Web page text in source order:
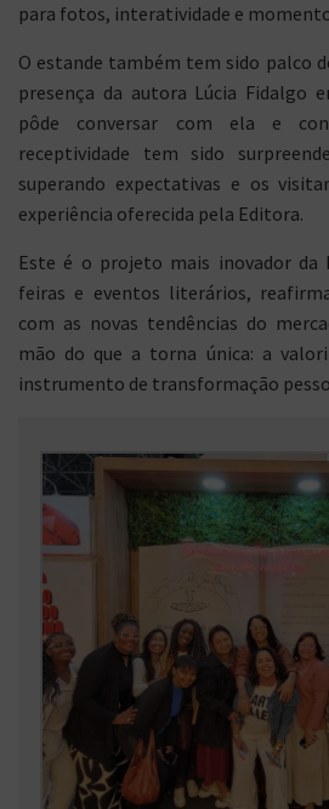
para fotos, interatividade e
O estande também tem sido palco
presença da autora Lúcia Fidalgo
pôde conversar com ela e
receptividade tem sido
superando expectativas e os
experiência oferecida pela Editora.
Este é o projeto mais inovador da
feiras e eventos literários,
com as novas tendências do
mão do que a torna única: a
instrumento de transformação